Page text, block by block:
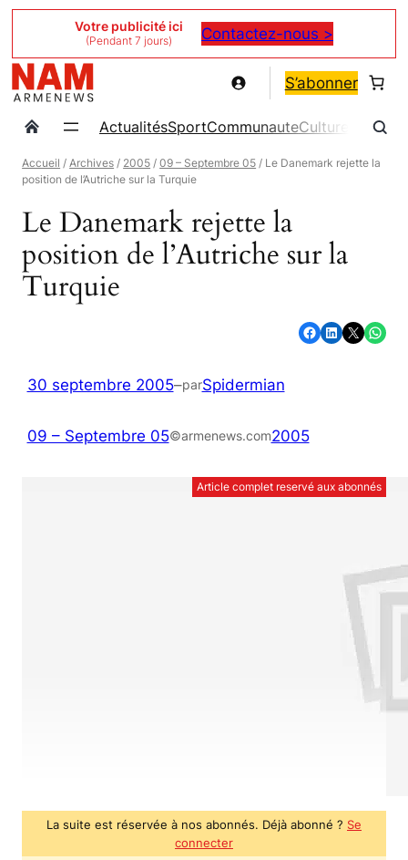
contenu
Votre publicité ici
(Pendant 7 jours) Contactez-nous >
S’abonner
ActualitésSportCommunauteCulture
Accueil /Archives / 2005 /09 – Septembre 05 / Le Danemark rejette la
position de l’Autriche sur la Turquie
Le Danemark rejette la
position de l’Autriche sur la
Turquie
Partager sur Facebook Partager sur LinkedIn Partager sur X Partager sur WhatsApp
30 septembre 2005–parSpidermian
09 – Septembre 05©armenews.com2005
Article complet reservé aux abonnés
La suite est réservée à nos abonnés. Déjà abonné ? Se
connecter